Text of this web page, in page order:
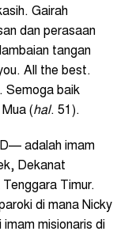
Gairah
dan perasaan
tangan
All the best.
Semoga baik
(hal. 51).
adalah imam
Dekanat
Timur.
di mana Nicky
misionaris di